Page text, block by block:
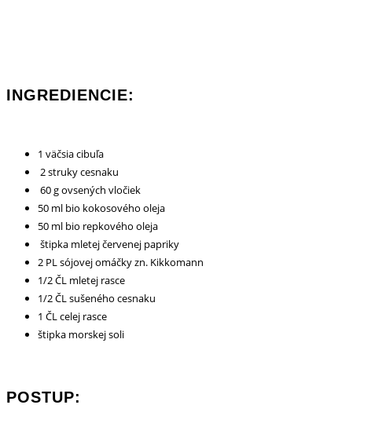
INGREDIENCIE:
1 väčsia cibuľa
2 struky cesnaku
60 g ovsených vločiek
50 ml bio kokosového oleja
50 ml bio repkového oleja
štipka mletej červenej papriky
2 PL sójovej omáčky zn. Kikkomann
1/2 ČL mletej rasce
1/2 ČL sušeného cesnaku
1 ČL celej rasce
štipka morskej soli
POSTUP: